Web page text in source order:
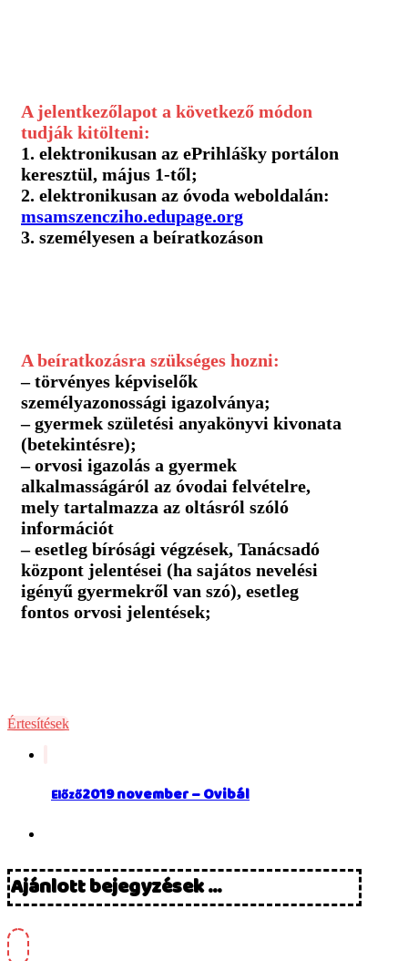
A jelentkezőlapot a következő módon
tudják kitölteni:
1. elektronikusan az ePrihlášky portálon
keresztül, május 1-től;
2. elektronikusan az óvoda weboldalán:
msamszencziho.edupage.org
3. személyesen a beíratkozáson
A beíratkozásra szükséges hozni:
– törvényes képviselők
személyazonossági igazolványa;
– gyermek születési anyakönyvi kivonata
(betekintésre);
– orvosi igazolás a gyermek
alkalmasságáról az óvodai felvételre,
mely tartalmazza az oltásról szóló
információt
– esetleg bírósági végzések, Tanácsadó
központ jelentései (ha sajátos nevelési
igényű gyermekről van szó), esetleg
fontos orvosi jelentések;
Értesítések
Előző2019 november – Ovibál
Ajánlott bejegyzések ...